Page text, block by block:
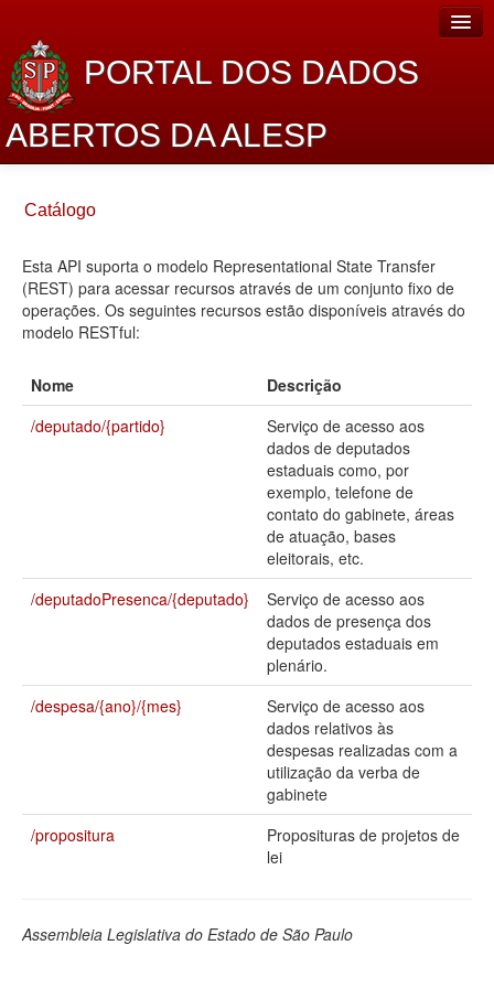
PORTAL DOS DADOS
ABERTOS DA ALESP
Sobre o projeto
Dados Abertos Alesp
Lei de Acesso à Informação
Planejamento
Catálogo de dados
Legislação
Perguntas frequentes
Catálogo
Esta API suporta o modelo Representational State Transfer
(REST) para acessar recursos através de um conjunto fixo de
operações. Os seguintes recursos estão disponíveis através do
modelo RESTful:
Nome
Descrição
/deputado/{partido}
Serviço de acesso aos
dados de deputados
estaduais como, por
exemplo, telefone de
contato do gabinete, áreas
de atuação, bases
eleitorais, etc.
/deputadoPresenca/{deputado}
Serviço de acesso aos
dados de presença dos
deputados estaduais em
plenário.
/despesa/{ano}/{mes}
Serviço de acesso aos
dados relativos às
despesas realizadas com a
utilização da verba de
gabinete
/propositura
Proposituras de projetos de
lei
Assembleia Legislativa do Estado de São Paulo